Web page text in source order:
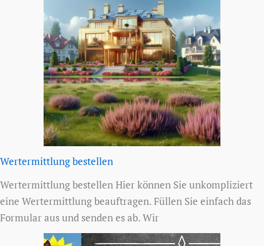
Wertermittlung bestellen
Wertermittlung bestellen Hier können Sie unkompliziert
eine Wertermittlung beauftragen. Füllen Sie einfach das
Formular aus und senden es ab. Wir